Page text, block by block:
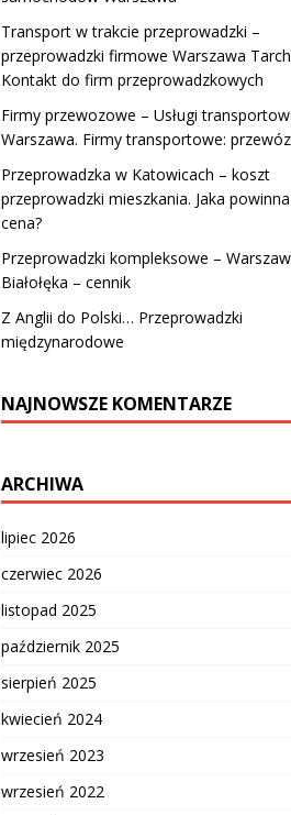
Transport w trakcie przeprowadzki –
przeprowadzki firmowe Warszawa
Kontakt do firm przeprowadzkowych
Firmy przewozowe – Usługi
Warszawa. Firmy transportowe:
Przeprowadzka w Katowicach – koszt
przeprowadzki mieszkania. Jaka
cena?
Przeprowadzki kompleksowe –
Białołęka – cennik
Z Anglii do Polski… Przeprowadzki
międzynarodowe
NAJNOWSZE KOMENTARZE
ARCHIWA
lipiec 2026
czerwiec 2026
listopad 2025
październik 2025
sierpień 2025
kwiecień 2024
wrzesień 2023
wrzesień 2022